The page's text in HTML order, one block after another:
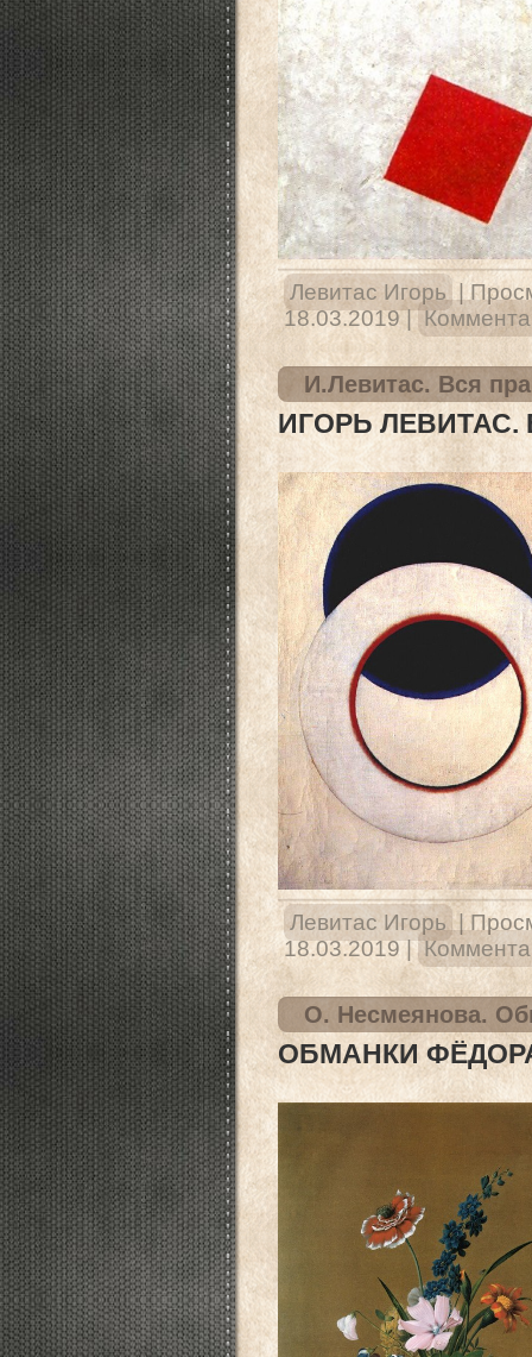
Левитас Игорь |
18.03.2019 |
И.Левитас. Вся
ИГОРЬ ЛЕВИТАС.
Левитас Игорь |
18.03.2019 |
O. Несмеянова.
ОБМАНКИ